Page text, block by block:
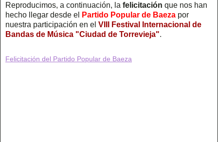
Reproducimos, a continuación, la felicitación que nos han
hecho llegar desde el
Partido Popular de Baeza por
nuestra participación en el VIII Festival Internacional de
Bandas de Música "Ciudad de Torrevieja".
Felicitación del Partido Popular de Baeza